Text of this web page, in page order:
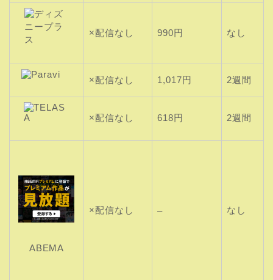
×配信なし 990円 なし
×配信なし 1,017円 2週間
×配信なし 618円 2週間
ABEMA
×配信なし – なし